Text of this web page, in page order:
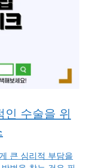
인 수술을 위
큰 심리적 부담을